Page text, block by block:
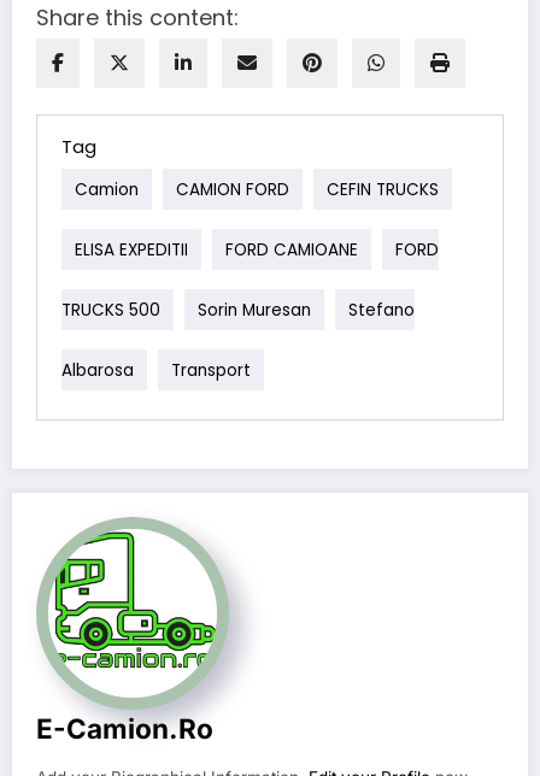
Share this content:
Tag
Camion CAMION FORD CEFIN TRUCKS
ELISA EXPEDITII FORD CAMIOANE FORD
TRUCKS 500 Sorin Muresan Stefano
Albarosa Transport
E-Camion.ro